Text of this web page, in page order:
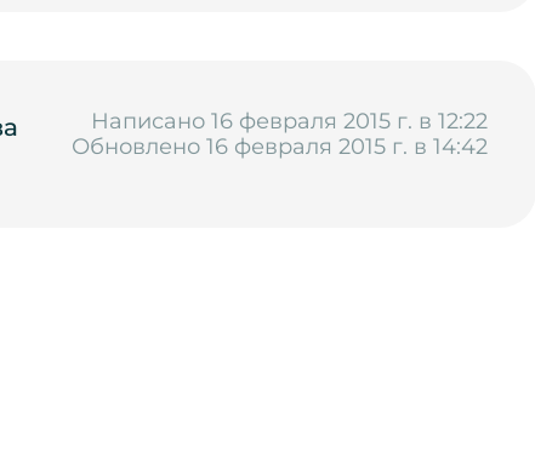
Написано 16 февраля 2015 г. в 12:22
Обновлено 16 февраля 2015 г. в 14:42